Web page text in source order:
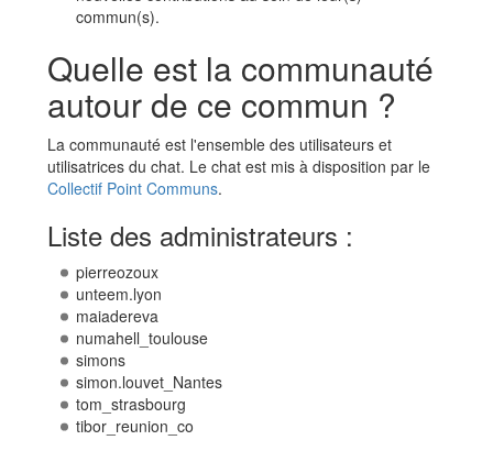
commun(s).
Quelle est la communauté
autour de ce commun ?
La communauté est l'ensemble des utilisateurs et
utilisatrices du chat. Le chat est mis à disposition par le
Collectif Point Communs.
Liste des administrateurs :
pierreozoux
unteem.lyon
maiadereva
numahell_toulouse
simons
simon.louvet_Nantes
tom_strasbourg
tibor_reunion_co